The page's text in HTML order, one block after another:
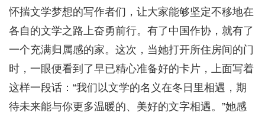
怀揣文学梦想的写作者们，让大家能够坚定不移地在
各自的文学之路上奋勇前行。有了中国作协，就有了
一个充满归属感的家。这次，当她打开所住房间的门
时，一眼便看到了早已精心准备好的卡片，上面写着
这样一段话：“我们以文学的名义在冬日里相遇，期
待未来能与你更多温暖的、美好的文字相遇。”她感